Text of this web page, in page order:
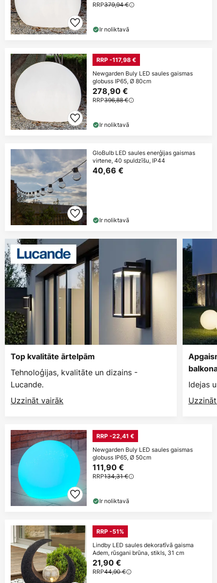
RRP379,94 €
Ir noliktavā
RRP -117,98 €
Newgarden Buly LED saules gaismas
globuss IP65, Ø 80cm
278,90 €
RRP396,88 €
Ir noliktavā
GloBulb LED saules enerģijas gaismas
virtene, 40 spuldzīšu, IP44
40,66 €
Ir noliktavā
Top kvalitāte ārtelpām
Tehnoloģijas, kvalitāte un dizains -
Lucande.
Uzzināt vairāk
Idejas
RRP -22,41 €
Newgarden Buly LED saules gaismas
globuss IP65, Ø 50cm
111,90 €
RRP134,31 €
Ir noliktavā
RRP -51%
Lindby LED saules dekoratīvā gaisma
Adem, rūsgani brūna, stikls, 31 cm
21,90 €
RRP44,90 €